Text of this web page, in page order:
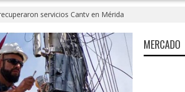
servicios Cantv en Mérida
MERCADO